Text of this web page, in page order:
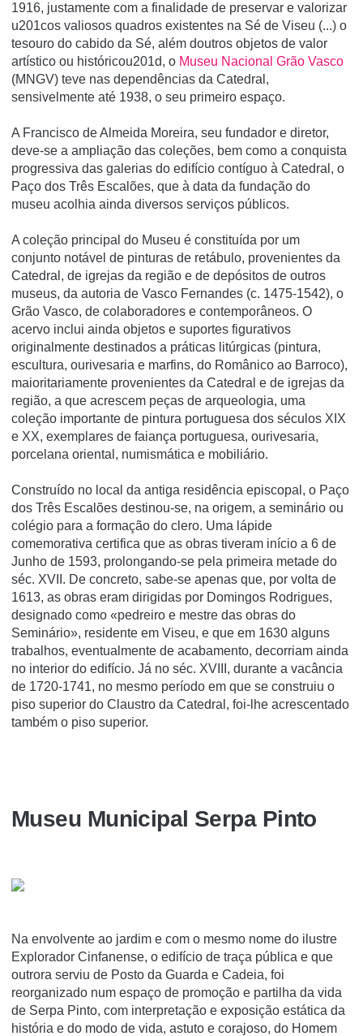
1916, justamente com a finalidade de preservar e valorizar
u201cos valiosos quadros existentes na Sé de Viseu (...) o
tesouro do cabido da Sé, além doutros objetos de valor
artí­stico ou históricou201d, o Museu Nacional Grão Vasco
(MNGV) teve nas dependências da Catedral,
sensivelmente até 1938, o seu primeiro espaço.
A Francisco de Almeida Moreira, seu fundador e diretor,
deve-se a ampliação das coleções, bem como a conquista
progressiva das galerias do edifí­cio contí­guo à Catedral, o
Paço dos Três Escalões, que à data da fundação do
museu acolhia ainda diversos serviços públicos.
A coleção principal do Museu é constituí­da por um
conjunto notável de pinturas de retábulo, provenientes da
Catedral, de igrejas da região e de depósitos de outros
museus, da autoria de Vasco Fernandes (c. 1475-1542), o
Grão Vasco, de colaboradores e contemporâneos. O
acervo inclui ainda objetos e suportes figurativos
originalmente destinados a práticas litúrgicas (pintura,
escultura, ourivesaria e marfins, do Românico ao Barroco),
maioritariamente provenientes da Catedral e de igrejas da
região, a que acrescem peças de arqueologia, uma
coleção importante de pintura portuguesa dos séculos XIX
e XX, exemplares de faiança portuguesa, ourivesaria,
porcelana oriental, numismática e mobiliário.
Construído no local da antiga residência episcopal, o Paço
dos Três Escalões destinou-se, na origem, a seminário ou
colégio para a formação do clero. Uma lápide
comemorativa certifica que as obras tiveram início a 6 de
Junho de 1593, prolongando-se pela primeira metade do
séc. XVII. De concreto, sabe-se apenas que, por volta de
1613, as obras eram dirigidas por Domingos Rodrigues,
designado como «pedreiro e mestre das obras do
Seminário», residente em Viseu, e que em 1630 alguns
trabalhos, eventualmente de acabamento, decorriam ainda
no interior do edifício. Já no séc. XVIII, durante a vacância
de 1720-1741, no mesmo período em que se construiu o
piso superior do Claustro da Catedral, foi-lhe acrescentado
também o piso superior.
Museu Municipal Serpa Pinto
Na envolvente ao jardim e com o mesmo nome do ilustre
Explorador Cinfanense, o edifício de traça pública e que
outrora serviu de Posto da Guarda e Cadeia, foi
reorganizado num espaço de promoção e partilha da vida
de Serpa Pinto, com interpretação e exposição estática da
história e do modo de vida, astuto e corajoso, do Homem